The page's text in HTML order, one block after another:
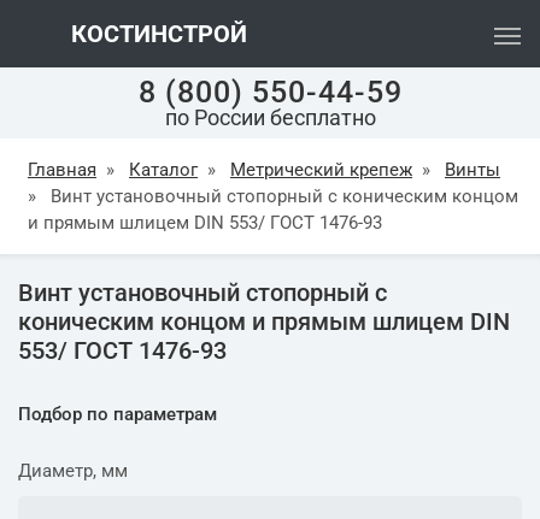
КОСТИНСТРОЙ
8 (800) 550-44-59
по России бесплатно
Главная » Каталог » Метрический крепеж »
Винты
»
Винт установочный стопорный с коническим концом
и прямым шлицем DIN 553/ ГОСТ 1476-93
Винт установочный стопорный с
коническим концом и прямым шлицем DIN
553/ ГОСТ 1476-93
Подбор по параметрам
Диаметр, мм